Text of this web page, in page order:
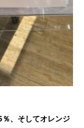
、そしてオレンジ